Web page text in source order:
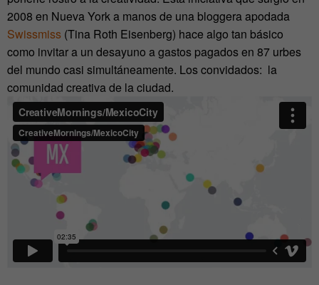
2008 en Nueva York a manos de una bloggera apodada
Swissmiss (Tina Roth Eisenberg) hace algo tan básico
como invitar a un desayuno a gastos pagados en 87 urbes
del mundo casi simultáneamente. Los convidados: la
comunidad creativa de la ciudad.